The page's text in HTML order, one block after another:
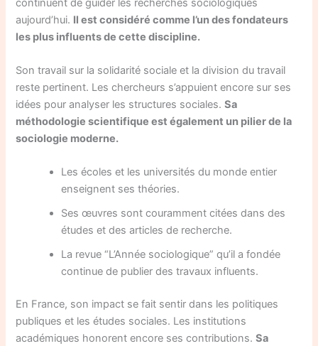
aujourd’hui. Il est considéré comme l’un des fondateurs
les plus influents de cette discipline.
Son travail sur la solidarité sociale et la division du travail
reste pertinent. Les chercheurs s’appuient encore sur ses
idées pour analyser les structures sociales.Sa
méthodologie scientifique est également un pilier de la
sociologie moderne.
Les écoles et les universités du monde entier
enseignent ses théories.
Ses œuvres sont couramment citées dans des
études et des articles de recherche.
La revue “L’Année sociologique” qu’il a fondée
continue de publier des travaux influents.
En France, son impact se fait sentir dans les politiques
publiques et les études sociales. Les institutions
académiques honorent encore ses contributions.Sa